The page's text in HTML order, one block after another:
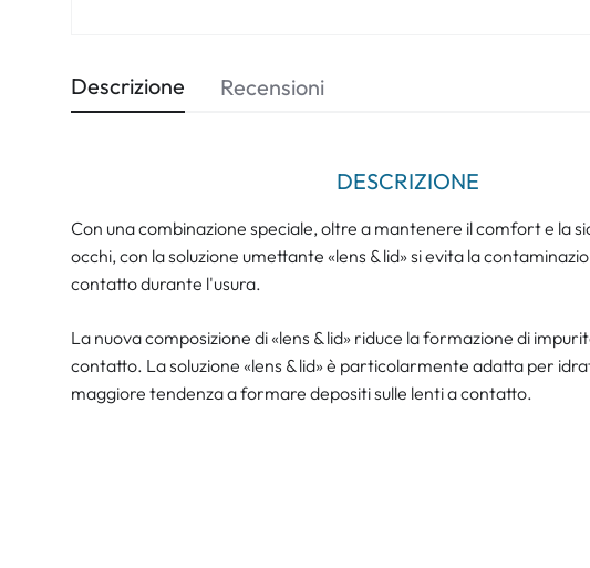
Descrizione
DESCRIZIONE
Con una combinazione speciale, oltre a mantenere il comfort e la
occhi, con la soluzione umettante «lens & lid» si evita la
contatto durante l'usura.
La nuova composizione di «lens & lid» riduce la formazione di
contatto. La soluzione «lens & lid» è particolarmente adatta per
maggiore tendenza a formare depositi sulle lenti a contatto.
Recensioni